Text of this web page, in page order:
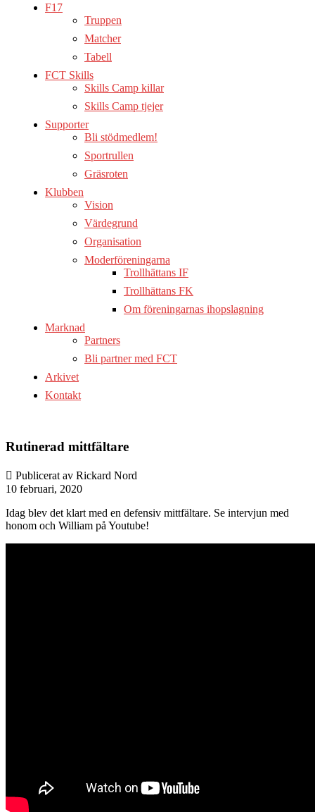
F17
Truppen
Matcher
Tabell
FCT Skills
Skills Camp killar
Skills Camp tjejer
Supporter
Bli stödmedlem!
Sportrullen
Gräsroten
Klubben
Vision
Värdegrund
Organisation
Moderföreningarna
Trollhättans IF
Trollhättans FK
Om föreningarnas ihopslagning
Marknad
Partners
Bli partner med FCT
Arkivet
Kontakt
Rutinerad mittfältare
Publicerat av Rickard Nord
10 februari, 2020
Idag blev det klart med en defensiv mittfältare. Se intervjun med
honom och William på Youtube!